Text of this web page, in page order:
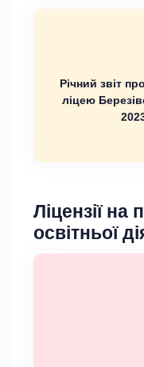
Річний звіт
ліцею
Ліцензії
освітньої